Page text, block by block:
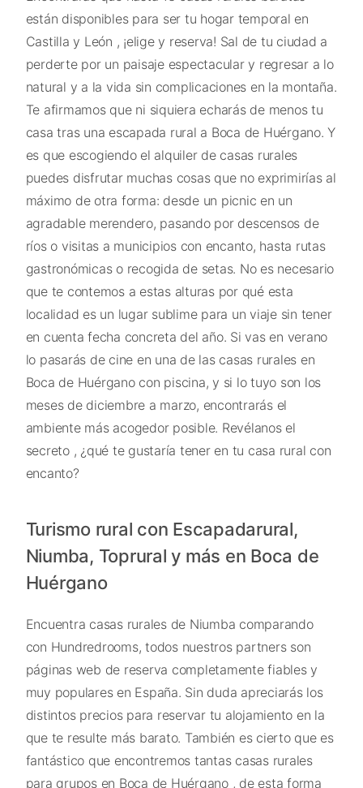
están disponibles para ser tu hogar temporal en
Castilla y León , ¡elige y reserva! Sal de tu ciudad a
perderte por un paisaje espectacular y regresar a lo
natural y a la vida sin complicaciones en la montaña.
Te afirmamos que ni siquiera echarás de menos tu
casa tras una escapada rural a Boca de Huérgano. Y
es que escogiendo el alquiler de casas rurales
puedes disfrutar muchas cosas que no exprimirías al
máximo de otra forma: desde un picnic en un
agradable merendero, pasando por descensos de
ríos o visitas a municipios con encanto, hasta rutas
gastronómicas o recogida de setas. No es necesario
que te contemos a estas alturas por qué esta
localidad es un lugar sublime para un viaje sin tener
en cuenta fecha concreta del año. Si vas en verano
lo pasarás de cine en una de las casas rurales en
Boca de Huérgano con piscina, y si lo tuyo son los
meses de diciembre a marzo, encontrarás el
ambiente más acogedor posible. Revélanos el
secreto , ¿qué te gustaría tener en tu casa rural con
encanto?
Turismo rural con Escapadarural,
Niumba, Toprural y más en Boca de
Huérgano
Encuentra casas rurales de Niumba comparando
con Hundredrooms, todos nuestros partners son
páginas web de reserva completamente fiables y
muy populares en España. Sin duda apreciarás los
distintos precios para reservar tu alojamiento en la
que te resulte más barato. También es cierto que es
fantástico que encontremos tantas casas rurales
para grupos en Boca de Huérgano , de esta forma